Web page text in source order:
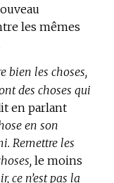
DOMAINE
:
les mêmes
bien les choses,
des choses qui
en parlant
en son
Remettre les
le moins
ce n’est pas la